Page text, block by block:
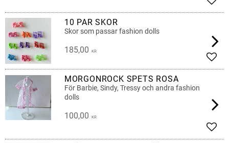
10 PAR SKOR
Skor som passar fashion dolls
185,00 KR
MORGONROCK SPETS ROSA
För Barbie, Sindy, Tressy och andra fashion
dolls
100,00 KR